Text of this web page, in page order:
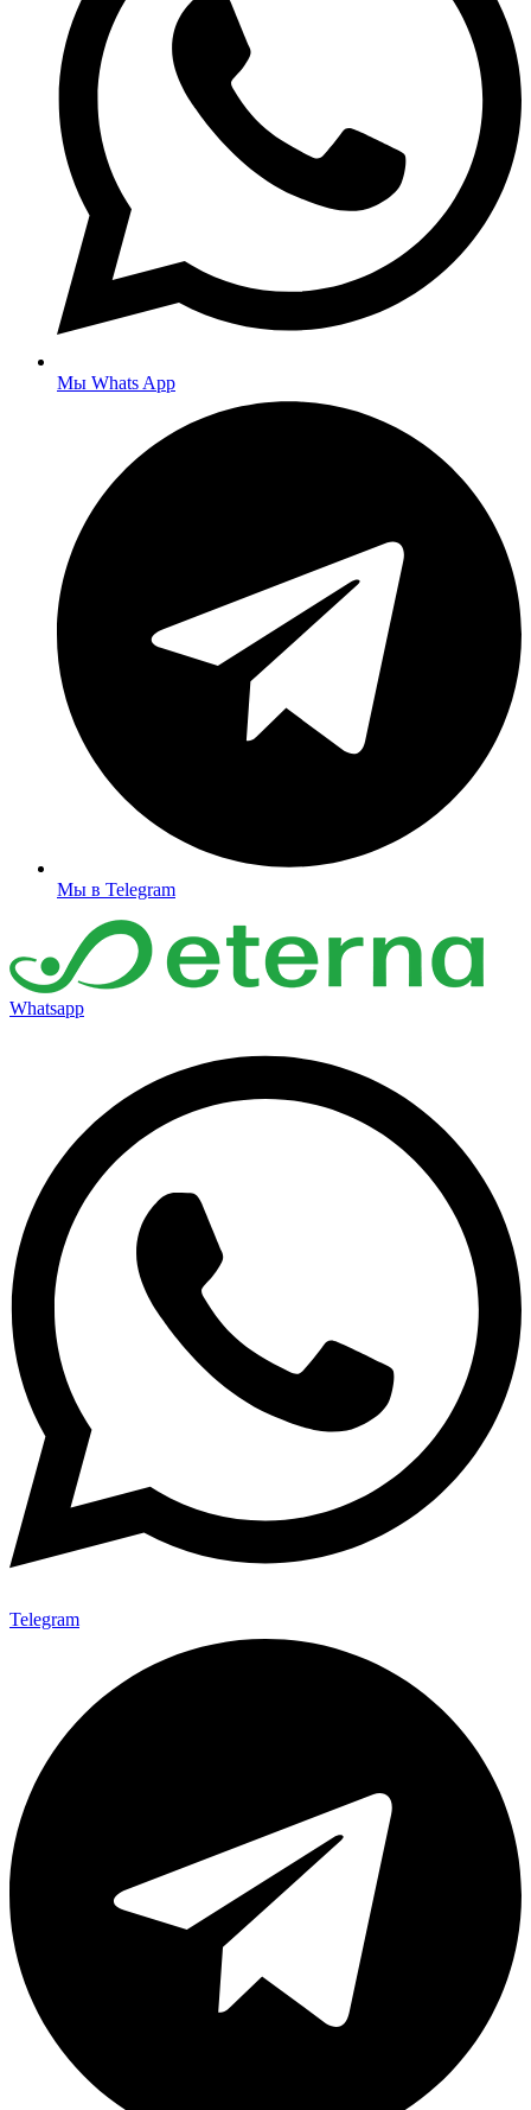
Мы Whats App
Мы в Telegram
Whatsapp
Telegram